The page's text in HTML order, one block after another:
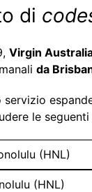
di
Virgin
da
servizio
le
(HNL)
(HNL)